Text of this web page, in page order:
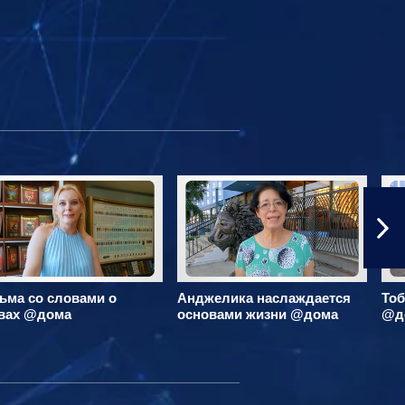
со словами о
@дома
Анджелика наслаждается
основами жизни @дома